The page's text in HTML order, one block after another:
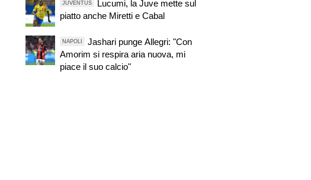
Premier. Zirkzee, apertura dello
United, si tratta
JUVENTUS
Lucumi, la Juve mette sul
piatto anche Miretti e Cabal
NAPOLI
Jashari punge Allegri: "Con
Amorim si respira aria nuova, mi
piace il suo calcio"